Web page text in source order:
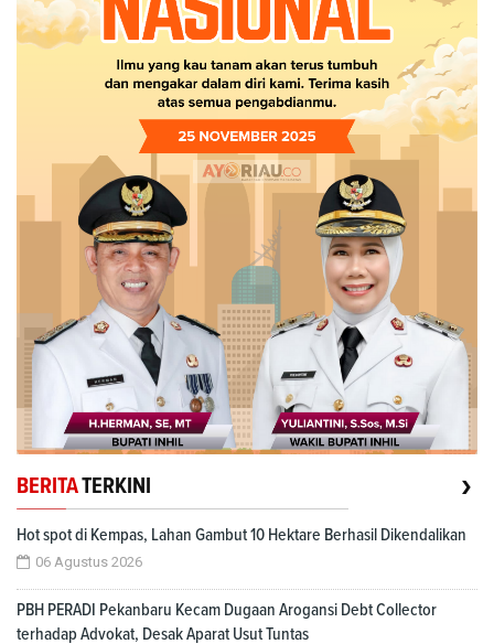
BERITATERKINI ›
Hot spot di Kempas, Lahan Gambut 10 Hektare Berhasil Dikendalikan
06 Agustus 2026
PBH PERADI Pekanbaru Kecam Dugaan Arogansi Debt Collector
terhadap Advokat, Desak Aparat Usut Tuntas